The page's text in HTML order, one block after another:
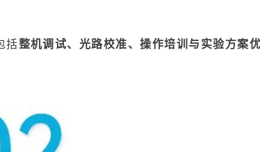
括整机调试、 光路校准、操作培训与实验方案